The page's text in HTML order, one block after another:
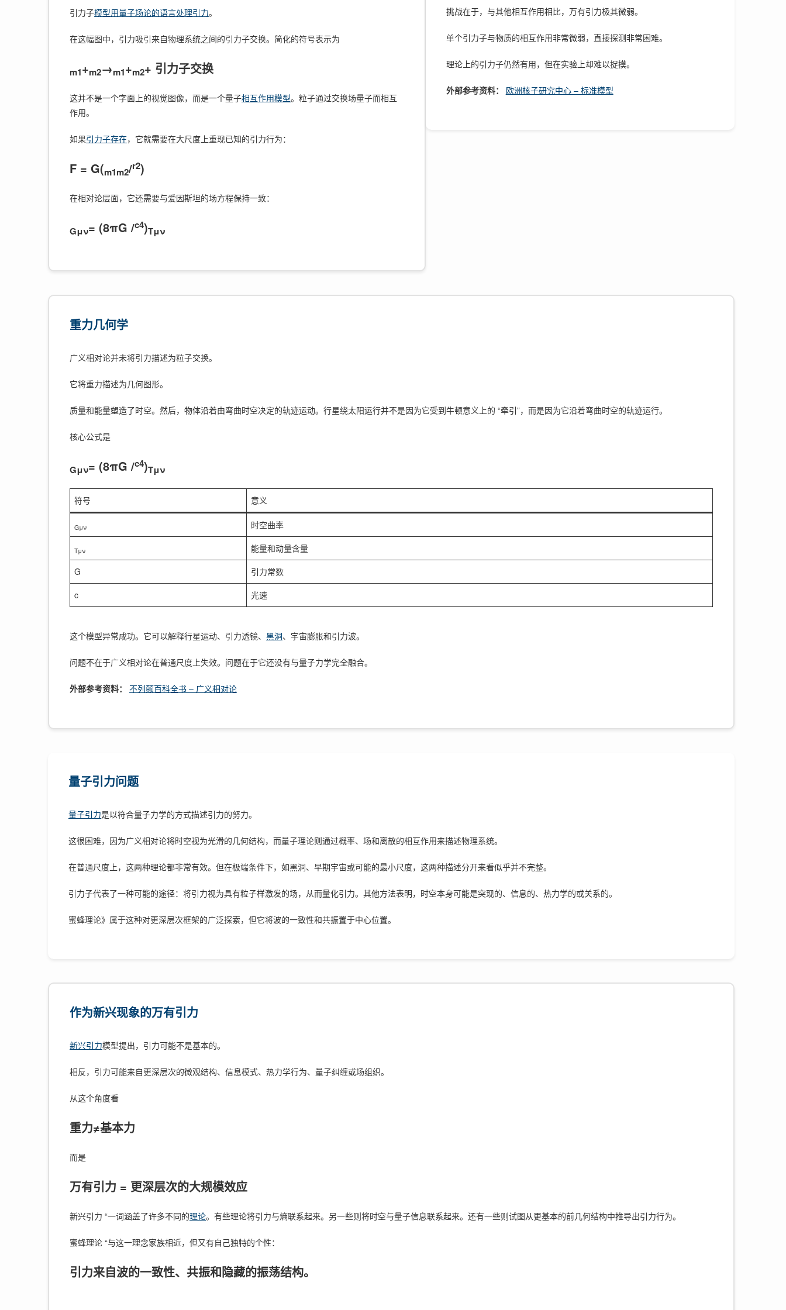
引力子模型用量子场论的语言处理引力。
在这幅图中，引力吸引来自物理系统之间的引力子交换。简化的符号表示为
m1+m2→m1+m2+ 引力子交换
这并不是一个字面上的视觉图像，而是一个量子相互作用模型。粒子通过交换场量子而相互
作用。
如果引力子存在，它就需要在大尺度上重现已知的引力行为：
F = G(m1m2/r2)
在相对论层面，它还需要与爱因斯坦的场方程保持一致：
Gμν= (8πG /c4)Tμν
挑战在于，与其他相互作用相比，万有引力极其微弱。
单个引力子与物质的相互作用非常微弱，直接探测非常困难。
理论上的引力子仍然有用，但在实验上却难以捉摸。
外部参考资料： 欧洲核子研究中心 – 标准模型
重力几何学
广义相对论并未将引力描述为粒子交换。
它将重力描述为几何图形。
质量和能量塑造了时空。然后，物体沿着由弯曲时空决定的轨迹运动。行星绕太阳运行并不是因为它受到牛顿意义上的 “牵引”，而是因为它沿着弯曲时空的轨迹运行。
核心公式是
Gμν= (8πG /c4)Tμν
符号 意义
Gμν 时空曲率
Tμν
能量和动量含量
G
引力常数
c
光速
这个模型异常成功。它可以解释行星运动、引力透镜、 黑洞、宇宙膨胀和引力波。
问题不在于广义相对论在普通尺度上失效。问题在于它还没有与量子力学完全融合。
外部参考资料： 不列颠百科全书 – 广义相对论
量子引力问题
量子引力是以符合量子力学的方式描述引力的努力。
这很困难，因为广义相对论将时空视为光滑的几何结构，而量子理论则通过概率、场和离散的相互作用来描述物理系统。
在普通尺度上，这两种理论都非常有效。但在极端条件下，如黑洞、早期宇宙或可能的最小尺度，这两种描述分开来看似乎并不完整。
引力子代表了一种可能的途径：将引力视为具有粒子样激发的场，从而量化引力。其他方法表明，时空本身可能是突现的、信息的、热力学的或关系的。
蜜蜂理论》属于这种对更深层次框架的广泛探索，但它将波的一致性和共振置于中心位置。
作为新兴现象的万有引力
新兴引力模型提出，引力可能不是基本的。
相反，引力可能来自更深层次的微观结构、信息模式、热力学行为、量子纠缠或场组织。
从这个角度看
重力≠基本力
而是
万有引力 = 更深层次的大规模效应
新兴引力 “一词涵盖了许多不同的理论。有些理论将引力与熵联系起来。另一些则将时空与量子信息联系起来。还有一些则试图从更基本的前几何结构中推导出引力行为。
蜜蜂理论 “与这一理念家族相近，但又有自己独特的个性：
引力来自波的一致性、共振和隐藏的振荡结构。